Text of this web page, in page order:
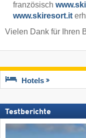
französisch
www.skiresort.it
Vielen Dank für Ihren
Hotels
Testberichte